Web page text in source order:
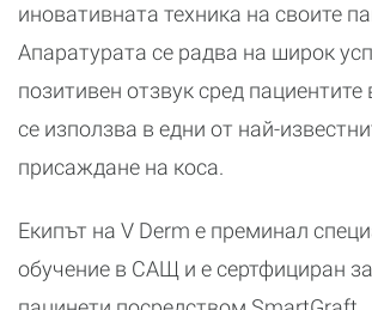
иновативната техника на своите
Апаратурата се радва на широк
позитивен отзвук сред
се използва в едни от най-
присаждане на коса.
Екипът на V Derm е преминал
обучение в САЩ и е сертфициран